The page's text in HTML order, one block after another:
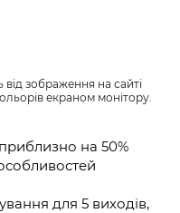
від зображення на сайті
екраном монітору.
на 50%
для 5 виходів,